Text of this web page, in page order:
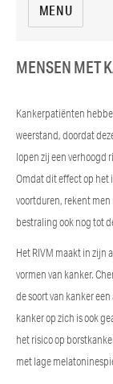
MENU
MENSEN MET
Kankerpatiënten
weerstand, doordat
lopen zij een verhoogd
Omdat dit effect op het
voortduren, rekent
bestraling ook nog tot
Het RIVM maakt in zijn
vormen van kanker.
de soort van kanker
kanker op zich is ook
het risico op
met lage